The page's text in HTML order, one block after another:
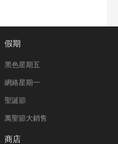
假期
黑色星期五
網絡星期一
聖誕節
萬聖節大銷售
商店